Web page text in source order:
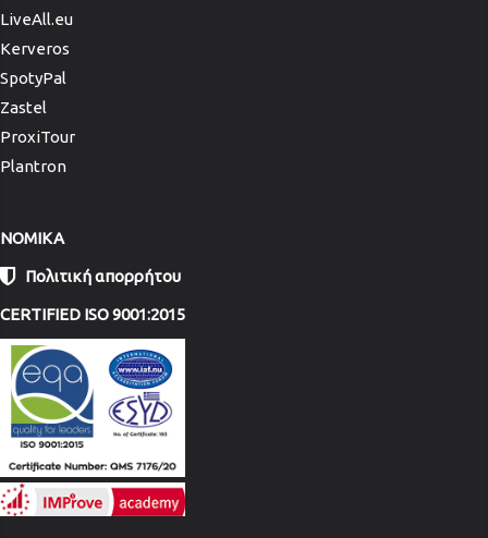
LiveAll.eu
Kerveros
SpotyPal
Zastel
ProxiTour
Plantron
NOMIKA
Πολιτική απορρήτου
CERTIFIED ISO 9001:2015